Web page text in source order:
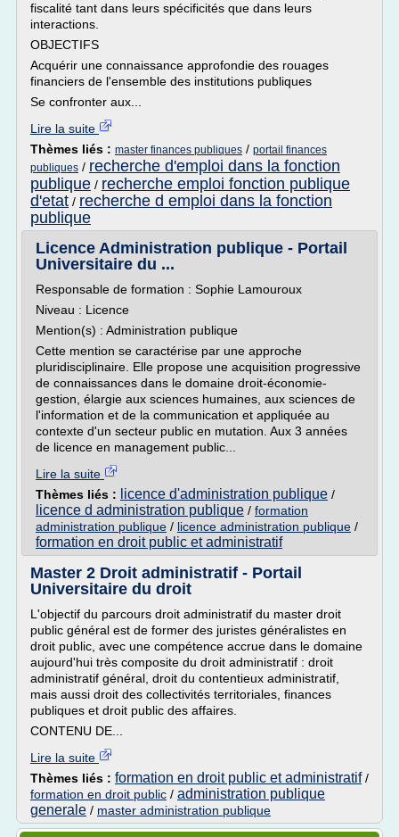
fiscalité tant dans leurs spécificités que dans leurs
interactions.
OBJECTIFS
Acquérir une connaissance approfondie des rouages
financiers de l'ensemble des institutions publiques
Se confronter aux...
Lire la suite
Thèmes liés : master finances publiques / portail finances
publiques / recherche d'emploi dans la fonction
publique / recherche emploi fonction publique
d'etat / recherche d emploi dans la fonction
publique
Licence Administration publique - Portail
Universitaire du ...
Responsable de formation : Sophie Lamouroux
Niveau : Licence
Mention(s) : Administration publique
Cette mention se caractérise par une approche
pluridisciplinaire. Elle propose une acquisition progressive
de connaissances dans le domaine droit-économie-
gestion, élargie aux sciences humaines, aux sciences de
l'information et de la communication et appliquée au
contexte d'un secteur public en mutation. Aux 3 années
de licence en management public...
Lire la suite
Thèmes liés :
licence d'administration publique /
licence d administration publique / formation
administration publique / licence administration publique /
formation en droit public et administratif
Master 2 Droit administratif - Portail
Universitaire du droit
L'objectif du parcours droit administratif du master droit
public général est de former des juristes généralistes en
droit public, avec une compétence accrue dans le domaine
aujourd'hui très composite du droit administratif : droit
administratif général, droit du contentieux administratif,
mais aussi droit des collectivités territoriales, finances
publiques et droit public des affaires.
CONTENU DE...
Lire la suite
Thèmes liés : formation en droit public et administratif/
formation en droit public / administration publique
generale / master administration publique